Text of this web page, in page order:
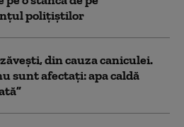
polițiștilor
din cauza caniculei.
sunt afectați: apa caldă